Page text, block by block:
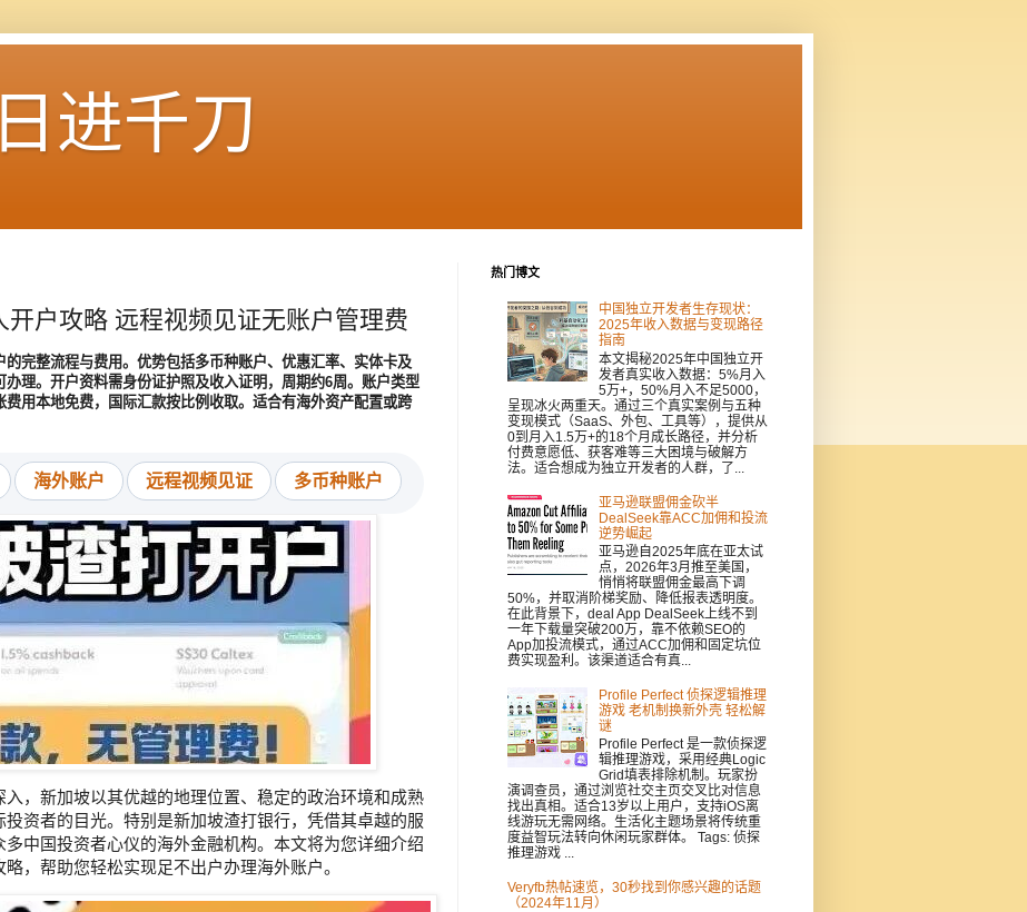
进千刀
开户攻略 远程视频见证无账户管理费
完整流程与费用。优势包括多币种账户、优惠汇率、实体卡及
理。开户资料需身份证护照及收入证明，周期约6周。账户类型
用本地免费，国际汇款按比例收取。适合有海外资产配置或跨
海外账户 远程视频见证 多币种账户
入，新加坡以其优越的地理位置、稳定的政治环境和成熟
资者的目光。特别是新加坡渣打银行，凭借其卓越的服
中国投资者心仪的海外金融机构。本文将为您详细介绍
，帮助您轻松实现足不出户办理海外账户。
热门博文
中国独立开发者生存现状：
2025年收入数据与变现路径
指南
本文揭秘2025年中国独立开
发者真实收入数据：5%月入
5万+，50%月入不足5000，
呈现冰火两重天。通过三个真实案例与五种
变现模式（SaaS、外包、工具等），提供从
0到月入1.5万+的18个月成长路径，并分析
付费意愿低、获客难等三大困境与破解方
法。适合想成为独立开发者的人群，了...
亚马逊联盟佣金砍半
DealSeek靠ACC加佣和投流
逆势崛起
亚马逊自2025年底在亚太试
点，2026年3月推至美国，
悄悄将联盟佣金最高下调
50%，并取消阶梯奖励、降低报表透明度。
在此背景下，deal App DealSeek上线不到
一年下载量突破200万，靠不依赖SEO的
App加投流模式，通过ACC加佣和固定坑位
费实现盈利。该渠道适合有真...
Profile Perfect 侦探逻辑推理
游戏 老机制换新外壳 轻松解
谜
Profile Perfect 是一款侦探逻
辑推理游戏，采用经典Logic
Grid填表排除机制。玩家扮
演调查员，通过浏览社交主页交叉比对信息
找出真相。适合13岁以上用户，支持iOS离
线游玩无需网络。生活化主题场景将传统重
度益智玩法转向休闲玩家群体。 Tags: 侦探
推理游戏 ...
Veryfb热帖速览，30秒找到你感兴趣的话题
（2024年11月）